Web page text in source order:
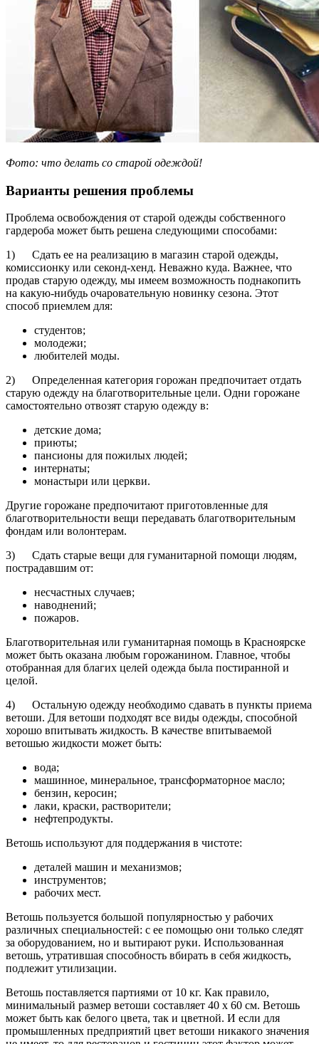
Фото: что делать со старой одеждой!
Варианты решения проблемы
Проблема освобождения от старой одежды собственного
гардероба может быть решена следующими способами:
1) Сдать ее на реализацию в магазин старой одежды,
комиссионку или секонд-хенд. Неважно куда. Важнее, что
продав старую одежду, мы имеем возможность поднакопить
на какую-нибудь очаровательную новинку сезона. Этот
способ приемлем для:
студентов;
молодежи;
любителей моды.
2) Определенная категория горожан предпочитает отдать
старую одежду на благотворительные цели. Одни горожане
самостоятельно отвозят старую одежду в:
детские дома;
приюты;
пансионы для пожилых людей;
интернаты;
монастыри или церкви.
Другие горожане предпочитают приготовленные для
благотворительности вещи передавать благотворительным
фондам или волонтерам.
3) Сдать старые вещи для гуманитарной помощи людям,
пострадавшим от:
несчастных случаев;
наводнений;
пожаров.
Благотворительная или гуманитарная помощь в Красноярске
может быть оказана любым горожанином. Главное, чтобы
отобранная для благих целей одежда была постиранной и
целой.
4) Остальную одежду необходимо сдавать в пункты приема
ветоши. Для ветоши подходят все виды одежды, способной
хорошо впитывать жидкость. В качестве впитываемой
ветошью жидкости может быть:
вода;
машинное, минеральное, трансформаторное масло;
бензин, керосин;
лаки, краски, растворители;
нефтепродукты.
Ветошь используют для поддержания в чистоте:
деталей машин и механизмов;
инструментов;
рабочих мест.
Ветошь пользуется большой популярностью у рабочих
различных специальностей: с ее помощью они только следят
за оборудованием, но и вытирают руки. Использованная
ветошь, утратившая способность вбирать в себя жидкость,
подлежит утилизации.
Ветошь поставляется партиями от 10 кг. Как правило,
минимальный размер ветоши составляет 40 х 60 см. Ветошь
может быть как белого цвета, так и цветной. И если для
промышленных предприятий цвет ветоши никакого значения